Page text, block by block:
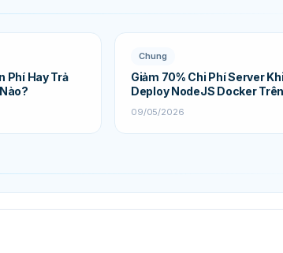
Phí Hay Trả
Chung
Giảm 70% Chi Phí Server
Deploy NodeJS Docker
Startup
09/05/2026